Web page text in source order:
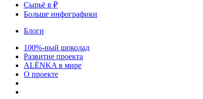
Сырьё в ₽
Больше инфографики
Блоги
100%-ный шоколад
Развитие проекта
ALЁNKA в мире
О проекте